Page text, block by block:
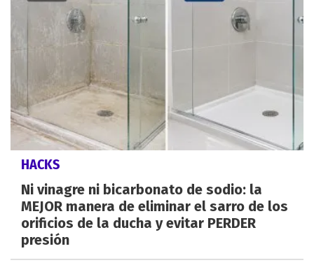
HACKS
Ni vinagre ni bicarbonato de sodio: la
MEJOR manera de eliminar el sarro de los
orificios de la ducha y evitar PERDER
presión